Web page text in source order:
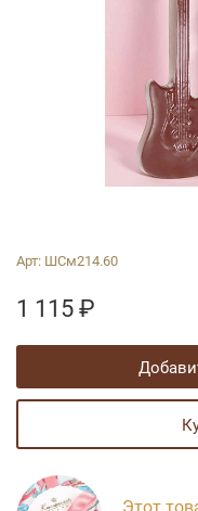
Арт: ШСм214.60
1 115₽
Этот